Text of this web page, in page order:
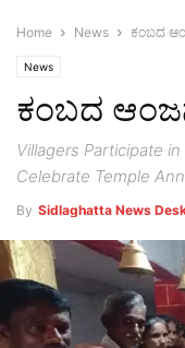
Home News ಕಂಬದ
News
ಕಂಬದ
Villagers Participate
Celebrate Temple
By Sidlaghatta News